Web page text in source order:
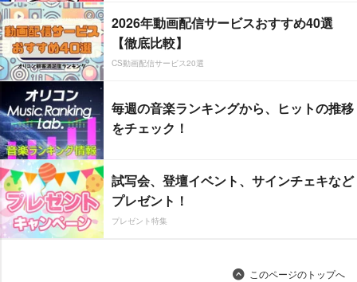
2026年動画配信サービスおすすめ40選
【徹底比較】
CS動画配信サービス20選
毎週の音楽ランキングから、ヒットの推移
をチェック！
試写会、登壇イベント、サインチェキなど
プレゼント！
プレゼント特集
このページのトップへ